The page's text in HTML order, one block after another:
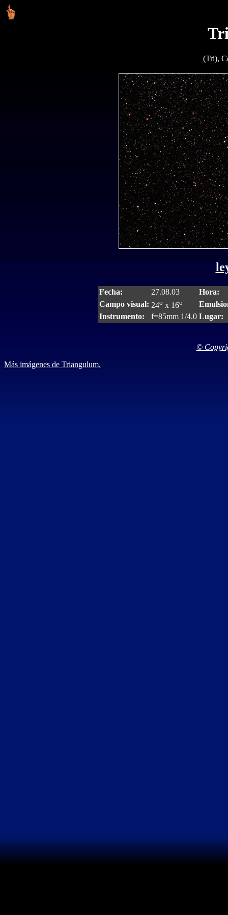
(Tri),
Fecha: 27.08.03
Hora:
Campo visual: 24o x 16o
Instrumento:
f=85mm 1/4.0 Lugar:
©
Más imágenes de Triangulum.